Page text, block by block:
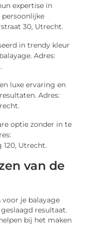
expertise in
persoonlijke
30, Utrecht.
in trendy kleur
Adres:
luxe ervaring en
Adres:
optie zonder in te
Utrecht.
van de
voor je balayage
resultaat.
bij het maken